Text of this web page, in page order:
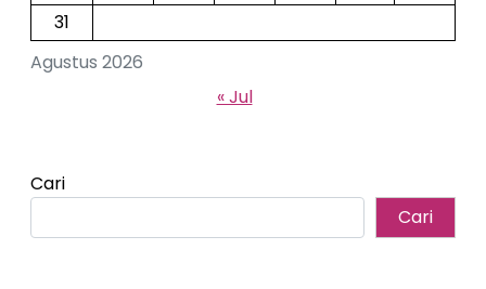
Agustus 2026
31
« Jul
Cari
Cari